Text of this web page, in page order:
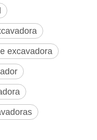
excavadora